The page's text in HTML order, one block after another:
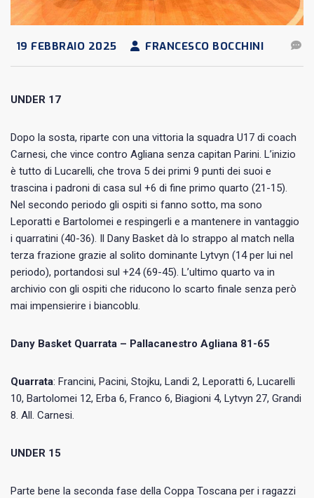
19 FEBBRAIO 2025 FRANCESCO BOCCHINI
UNDER 17
Dopo la sosta, riparte con una vittoria la squadra U17 di coach
Carnesi, che vince contro Agliana senza capitan Parini. L’inizio
è tutto di Lucarelli, che trova 5 dei primi 9 punti dei suoi e
trascina i padroni di casa sul +6 di fine primo quarto (21-15).
Nel secondo periodo gli ospiti si fanno sotto, ma sono
Leporatti e Bartolomei e respingerli e a mantenere in vantaggio
i quarratini (40-36). Il Dany Basket dà lo strappo al match nella
terza frazione grazie al solito dominante Lytvyn (14 per lui nel
periodo), portandosi sul +24 (69-45). L’ultimo quarto va in
archivio con gli ospiti che riducono lo scarto finale senza però
mai impensierire i biancoblu.
Dany Basket Quarrata – Pallacanestro Agliana 81-65
Quarrata: Francini, Pacini, Stojku, Landi 2, Leporatti 6, Lucarelli
10, Bartolomei 12, Erba 6, Franco 6, Biagioni 4, Lytvyn 27, Grandi
8. All. Carnesi.
UNDER 15
Parte bene la seconda fase della Coppa Toscana per i ragazzi